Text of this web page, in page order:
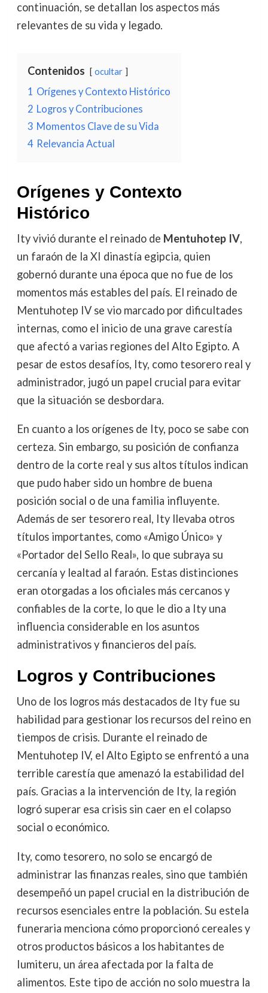
continuación, se detallan los aspectos más
relevantes de su vida y legado.
Contenidos ocultar
1 Orígenes y Contexto Histórico
2 Logros y Contribuciones
3 Momentos Clave de su Vida
4 Relevancia Actual
Orígenes y Contexto
Histórico
Ity vivió durante el reinado de Mentuhotep IV,
un faraón de la XI dinastía egipcia, quien
gobernó durante una época que no fue de los
momentos más estables del país. El reinado de
Mentuhotep IV se vio marcado por dificultades
internas, como el inicio de una grave carestía
que afectó a varias regiones del Alto Egipto. A
pesar de estos desafíos, Ity, como tesorero real y
administrador, jugó un papel crucial para evitar
que la situación se desbordara.
En cuanto a los orígenes de Ity, poco se sabe con
certeza. Sin embargo, su posición de confianza
dentro de la corte real y sus altos títulos indican
que pudo haber sido un hombre de buena
posición social o de una familia influyente.
Además de ser tesorero real, Ity llevaba otros
títulos importantes, como «Amigo Único» y
«Portador del Sello Real», lo que subraya su
cercanía y lealtad al faraón. Estas distinciones
eran otorgadas a los oficiales más cercanos y
confiables de la corte, lo que le dio a Ity una
influencia considerable en los asuntos
administrativos y financieros del país.
Logros y Contribuciones
Uno de los logros más destacados de Ity fue su
habilidad para gestionar los recursos del reino en
tiempos de crisis. Durante el reinado de
Mentuhotep IV, el Alto Egipto se enfrentó a una
terrible carestía que amenazó la estabilidad del
país. Gracias a la intervención de Ity, la región
logró superar esa crisis sin caer en el colapso
social o económico.
Ity, como tesorero, no solo se encargó de
administrar las finanzas reales, sino que también
desempeñó un papel crucial en la distribución de
recursos esenciales entre la población. Su estela
funeraria menciona cómo proporcionó cereales y
otros productos básicos a los habitantes de
Iumiteru, un área afectada por la falta de
alimentos. Este tipo de acción no solo muestra la